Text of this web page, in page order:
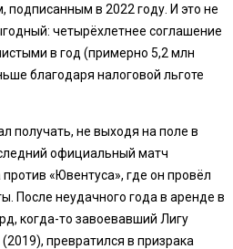
подписанным в 2022 году. И это не
четырёхлетнее соглашение
в год (примерно 5,2 млн
благодаря налоговой льготе
получать, не выходя на поле в
официальный матч
«Ювентуса», где он провёл
После неудачного года в аренде в
когда-то завоевавший Лигу
превратился в призрака